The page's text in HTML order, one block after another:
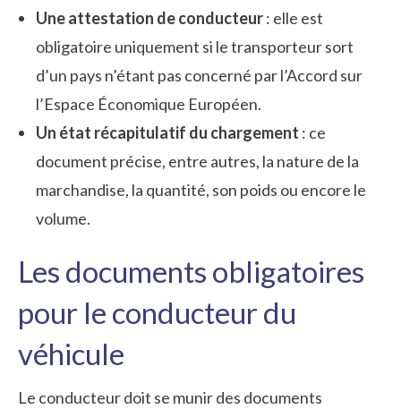
Une attestation de conducteur: elle est
obligatoire uniquement si le transporteur sort
d’un pays n’étant pas concerné par l’Accord sur
l’Espace Économique Européen.
Un état récapitulatif du chargement : ce
document précise, entre autres, la nature de la
marchandise, la quantité, son poids ou encore le
volume.
Les documents obligatoires
pour le conducteur du
véhicule
Le conducteur doit se munir des documents